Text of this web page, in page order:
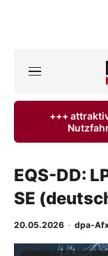
ktuelle
Finanz-Check
Abo & Shop
+++
EQS-DD:
SE
20.05.2026 · dpa-